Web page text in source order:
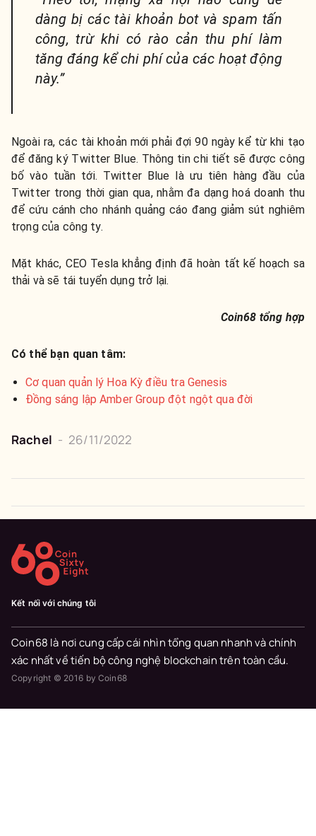
dàng bị các tài khoản bot và spam tấn
công, trừ khi có rào cản thu phí làm
tăng đáng kể chi phí của các hoạt động
này.”
Ngoài ra, các tài khoản mới phải đợi 90 ngày kể từ khi tạo
để đăng ký Twitter Blue. Thông tin chi tiết sẽ được công
bố vào tuần tới. Twitter Blue là ưu tiên hàng đầu của
Twitter trong thời gian qua, nhằm đa dạng hoá doanh thu
để cứu cánh cho nhánh quảng cáo đang giảm sút nghiêm
trọng của công ty.
Mặt khác, CEO Tesla khẳng định đã hoàn tất kế hoạch sa
thải và sẽ tái tuyển dụng trở lại.
Coin68 tổng hợp
Có thể bạn quan tâm:
Cơ quan quản lý Hoa Kỳ điều tra Genesis
Đồng sáng lập Amber Group đột ngột qua đời
Rachel - 26/11/2022
Kết nối với chúng tôi
Coin68 là nơi cung cấp cái nhìn tổng quan nhanh và chính
xác nhất về tiến bộ công nghệ blockchain trên toàn cầu.
Copyright © 2016 by Coin68